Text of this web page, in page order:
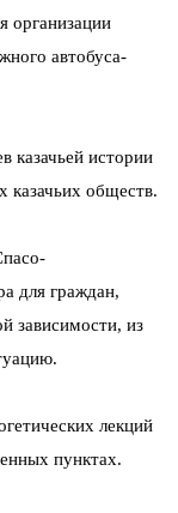
организации
автобуса-
казачьей истории
казачьих обществ.
для граждан,
зависимости, из
лекций
пунктах.